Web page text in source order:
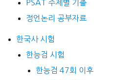
PSAT 주제별 기출
정언논리 공부자료
한국사 시험
한능검 시험
한능검 47회 이후